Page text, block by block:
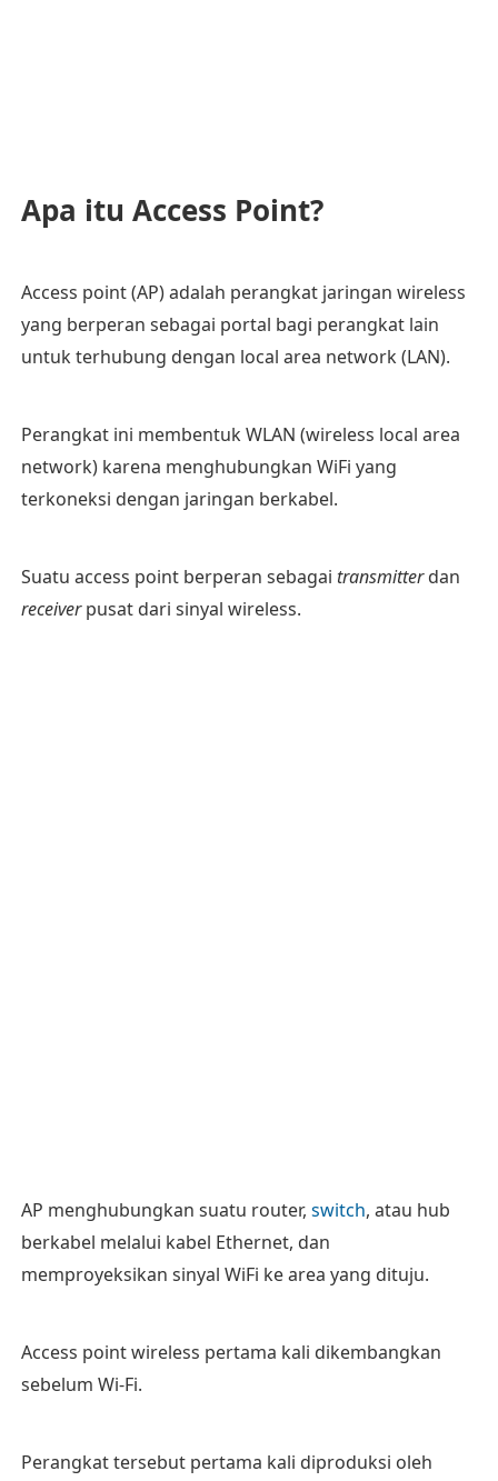
Apa itu Access Point?
Access point (AP) adalah perangkat jaringan wireless
yang berperan sebagai portal bagi perangkat lain
untuk terhubung dengan local area network (LAN).
Perangkat ini membentuk WLAN (wireless local area
network) karena menghubungkan WiFi yang
terkoneksi dengan jaringan berkabel.
Suatu access point berperan sebagai transmitterdan
receiverpusat dari sinyal wireless.
AP menghubungkan suatu router, switch, atau hub
berkabel melalui kabel Ethernet, dan
memproyeksikan sinyal WiFi ke area yang dituju.
Access point wireless pertama kali dikembangkan
sebelum Wi-Fi.
Perangkat tersebut pertama kali diproduksi oleh